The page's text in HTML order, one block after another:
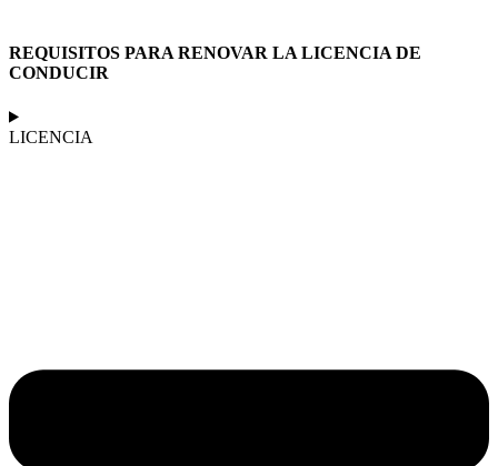
REQUISITOS PARA RENOVAR LA LICENCIA DE
CONDUCIR
LICENCIA